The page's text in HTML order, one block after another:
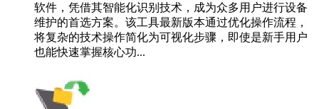
软件，凭借其智能化识别技术，成为众多用户进行设备
维护的首选方案。该工具最新版本通过优化操作流程，
将复杂的技术操作简化为可视化步骤，即使是新手用户
也能快速掌握核心功...